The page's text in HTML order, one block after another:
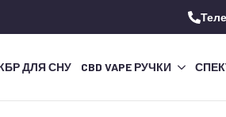
ДЛЯ СНУ CBD VAPE РУЧКИ